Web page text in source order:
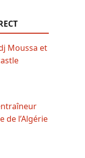
Moussa et
de l’Algérie